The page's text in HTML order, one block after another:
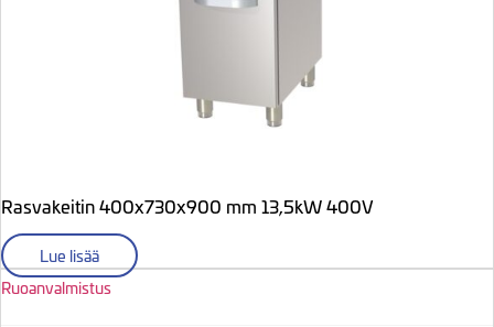
Rasvakeitin 400x730x900 mm 13,5kW 400V
Lue lisää
Ruoanvalmistus